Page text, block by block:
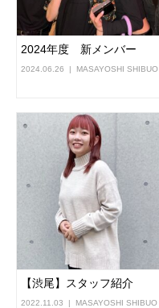
2024年度 新メンバー
2024.06.26 MASAYOSHI SHIBUO
【渋尾】スタッフ紹介
2022.11.03 MASAYOSHI SHIBUO